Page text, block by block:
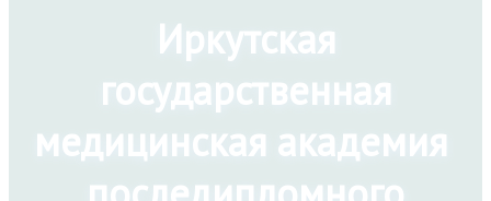
Иркутская
государственная
медицинская академия